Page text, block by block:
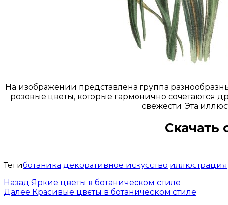
На изображении представлена группа
розовые цветы, которые гармонично сочетаются
свежести. Эта
Скачать
Тегиботаника декоративное искусство иллюстрация
Назад Яркие цветы в ботаническом стиле
Далее Красивые цветы в ботаническом стиле